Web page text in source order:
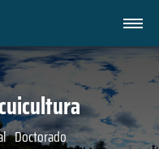
Doctorado